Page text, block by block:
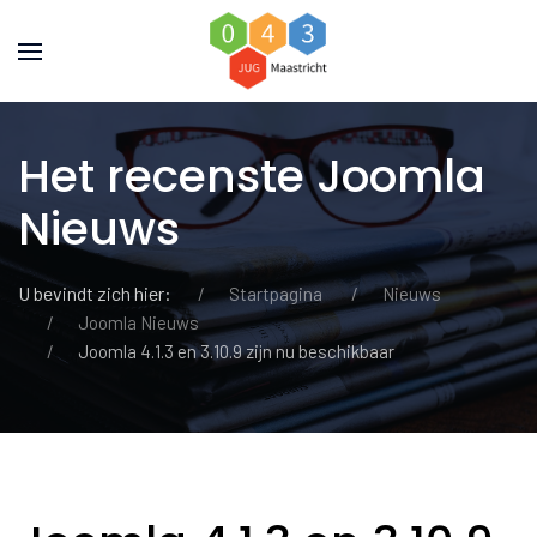
Het recenste Joomla
Nieuws
U bevindt zich hier: Startpagina
Nieuws
Joomla Nieuws
Joomla 4.1.3 en 3.10.9 zijn nu beschikbaar